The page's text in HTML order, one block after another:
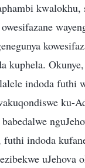
kuphela.
indoda futhi
ku-
futhi indoda
uJehova